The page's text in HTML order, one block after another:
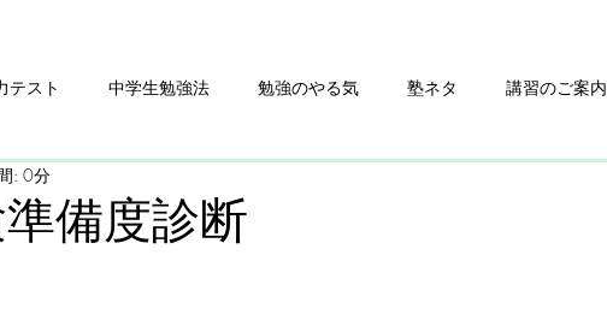
テスト 中学生勉強法 勉強のやる気 塾ネタ 講習のご案内
備度診断
: 0分